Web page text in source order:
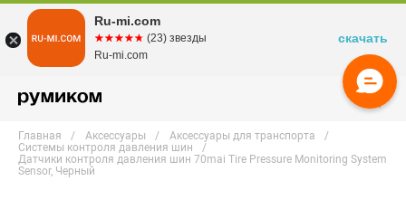
Главная Аксессуары
Аксессуары для транспорта
Системы контроля давления шин
Датчики контроля давления шин 70mai Tire Pressure Monitoring System
Sensor, Черный
Ru-mi.com
☆☆☆☆☆
★★★★★ (23) звезды
Ru-mi.com
скачать